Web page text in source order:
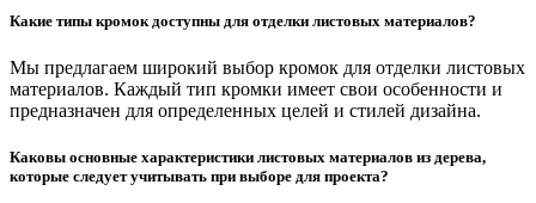
Какие типы кромок доступны для отделки листовых материалов?
Мы предлагаем широкий выбор кромок для отделки листовых
материалов. Каждый тип кромки имеет свои особенности и
предназначен для определенных целей и стилей дизайна.
Каковы основные характеристики листовых материалов из дерева,
которые следует учитывать при выборе для проекта?